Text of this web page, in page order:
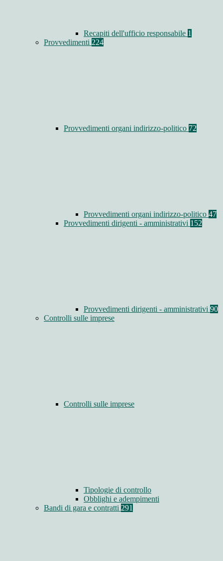
Recapiti dell'ufficio responsabile 1
Provvedimenti 224
Provvedimenti organi indirizzo-politico 72
Provvedimenti organi indirizzo-politico 47
Provvedimenti dirigenti - amministrativi 152
Provvedimenti dirigenti - amministrativi 90
Controlli sulle imprese
Controlli sulle imprese
Tipologie di controllo
Obblighi e adempimenti
Bandi di gara e contratti 291